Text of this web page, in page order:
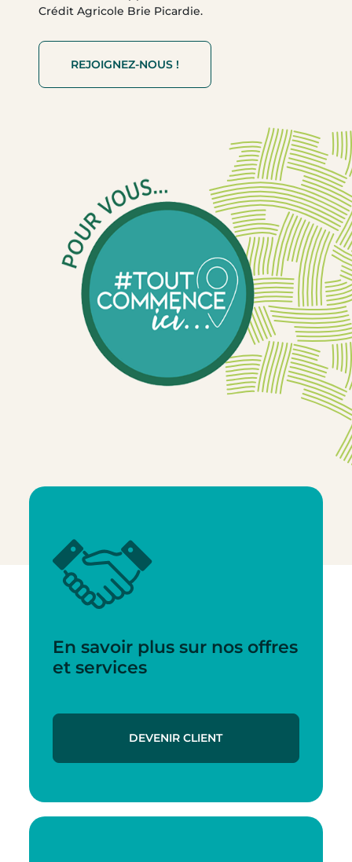
Crédit Agricole Brie Picardie.
REJOIGNEZ-NOUS !
En savoir plus sur nos offres
et services
DEVENIR CLIENT